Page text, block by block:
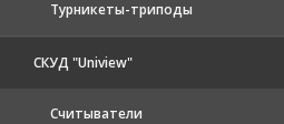
Турникеты-триподы
СКУД "Uniview"
Считыватели